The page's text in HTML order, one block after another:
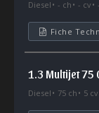
Diesel - ch - cv
Fiche
1.3 Multijet 75
Diesel 75 ch 5 cv